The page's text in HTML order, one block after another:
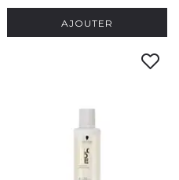
AJOUTER